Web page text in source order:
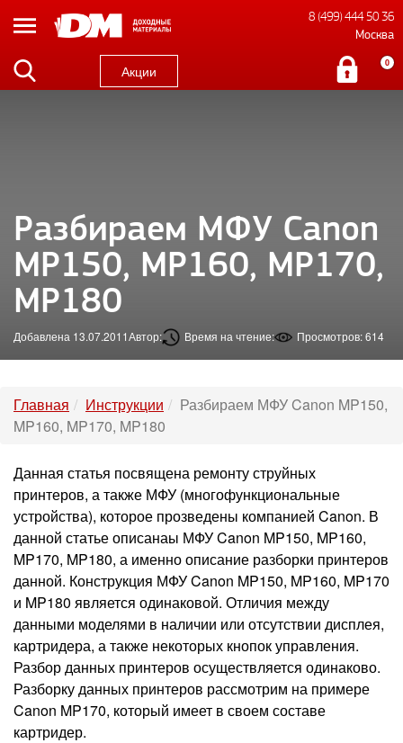
8 (499) 444 50 36
Москва
Акции 0
Разбираем МФУ Canon
MP150, MP160, MP170,
MP180
Добавлена 13.07.2011Автор: Время на чтение: Просмотров: 614
Главная Инструкции
Разбираем МФУ Canon MP150,
MP160, MP170, MP180
Данная статья посвящена ремонту струйных
принтеров, а также МФУ (многофункциональные
устройства), которое прозведены компанией Canon. В
данной статье описанаы МФУ Canon MP150, MP160,
MP170, MP180, а именно описание разборки принтеров
данной. Конструкция МФУ Canon MP150, MP160, MP170
и MP180 является одинаковой. Отличия между
данными моделями в наличии или отсутствии дисплея,
картридера, а также некоторых кнопок управления.
Разбор данных принтеров осуществляется одинаково.
Разборку данных принтеров рассмотрим на примере
Canon MP170, который имеет в своем составе
картридер.